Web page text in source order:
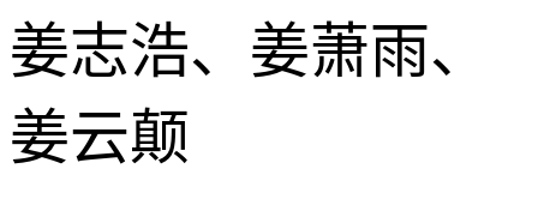
姜志浩、姜萧雨、
姜云颠